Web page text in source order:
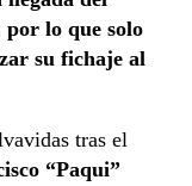
lo que solo
su fichaje al
tras el
“Paqui”